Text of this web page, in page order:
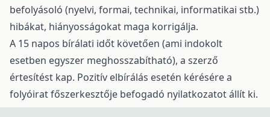
befolyásoló (nyelvi, formai, technikai, informatikai stb.)
hibákat, hiányosságokat maga korrigálja.
A 15 napos bírálati időt követően (ami indokolt
esetben egyszer meghosszabítható), a szerző
értesítést kap. Pozitív elbírálás esetén kérésére a
folyóirat főszerkesztője befogadó nyilatkozatot állít ki.